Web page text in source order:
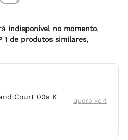
indisponível no momento,
1 de produtos similares,
Court 00s K
quero ver!